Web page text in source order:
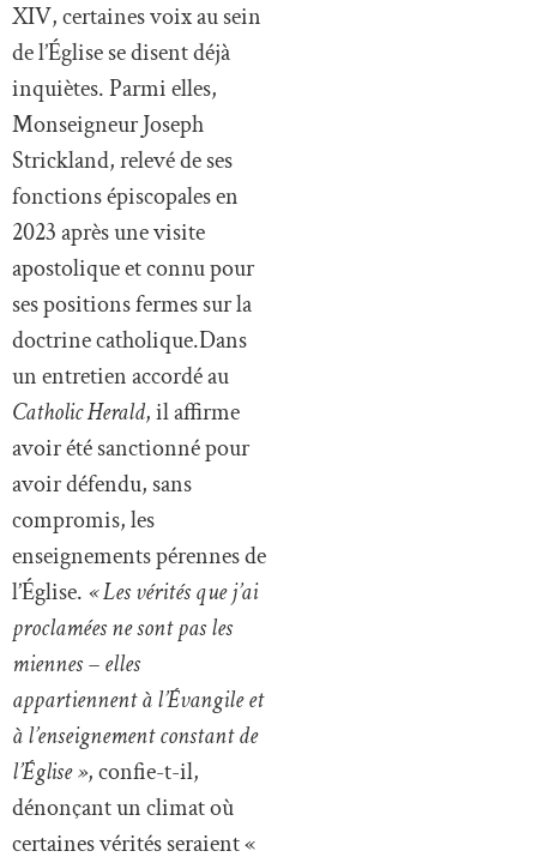
XIV, certaines voix au sein
de l’Église se disent déjà
inquiètes. Parmi elles,
Monseigneur Joseph
Strickland, relevé de ses
fonctions épiscopales en
2023 après une visite
apostolique et connu pour
ses positions fermes sur la
doctrine catholique.Dans
un entretien accordé au
Catholic Herald, il affirme
avoir été sanctionné pour
avoir défendu, sans
compromis, les
enseignements pérennes de
l’Église. « Les vérités que j’ai
proclamées ne sont pas les
miennes – elles
appartiennent à l’Évangile et
à l’enseignement constant de
l’Église », confie-t-il,
dénonçant un climat où
certaines vérités seraient «